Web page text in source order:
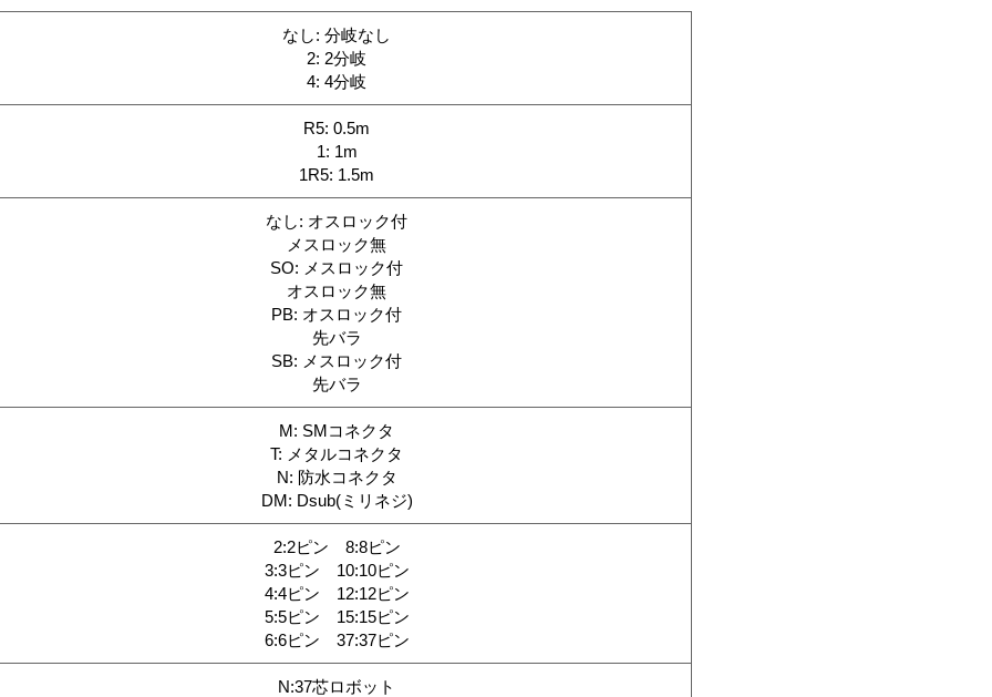
なし: 分岐なし
2: 2分岐
4: 4分岐
R5: 0.5m
1: 1m
1R5: 1.5m
なし: オスロック付
メスロック無
SO: メスロック付
オスロック無
PB: オスロック付
先バラ
SB: メスロック付
先バラ
M: SMコネクタ
T: メタルコネクタ
N: 防水コネクタ
DM: Dsub(ミリネジ)
2:2ピン 8:8ピン
3:3ピン 10:10ピン
4:4ピン 12:12ピン
5:5ピン 15:15ピン
6:6ピン 37:37ピン
N:37芯ロボット